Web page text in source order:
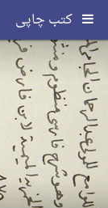
کتب چاپی